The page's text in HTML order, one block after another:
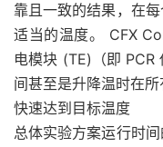
靠且一致的结果，在
适当的温度。 CFX
电模块 (TE)（即 PCR
间甚至是升降温时在所
快速达到目标温度
总体实验方案运行时